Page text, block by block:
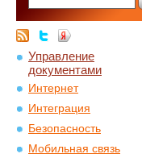
Управление
документами
Интернет
Интеграция
Безопасность
Мобильная связь